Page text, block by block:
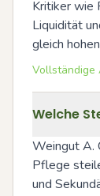
Kritiker wie
Liquidität
gleich
Welche
Weingut A.
Pflege
und